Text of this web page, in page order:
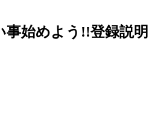
事始めよう!!登録説明